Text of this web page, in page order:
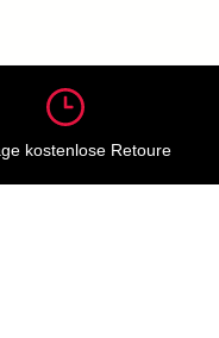
kostenlose Retoure